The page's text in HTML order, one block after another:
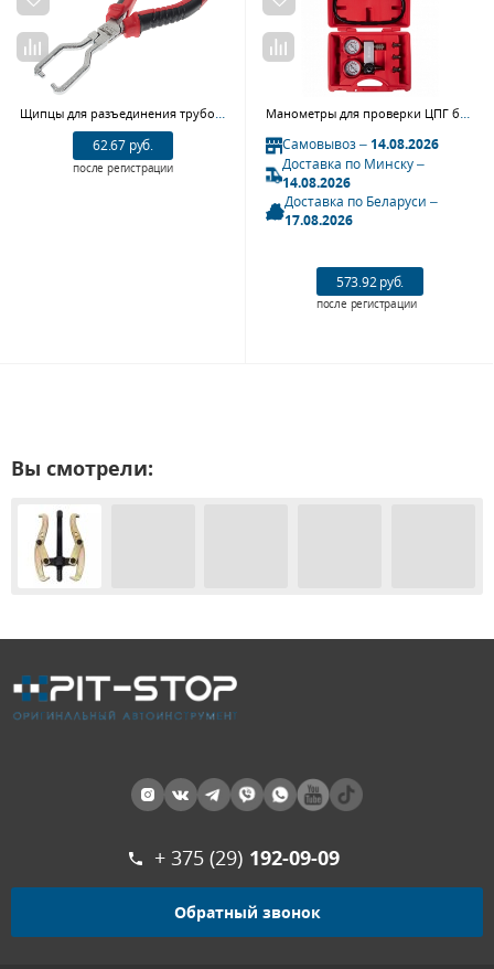
62.67 руб.
после регистрации
Самовывоз –14.08.2026
Доставка по Минску –
14.08.2026
Доставка по Беларуси –
17.08.2026
573.92 руб.
после регистрации
Вы смотрели:
+ 375 (29) 192-09-09
Обратный звонок